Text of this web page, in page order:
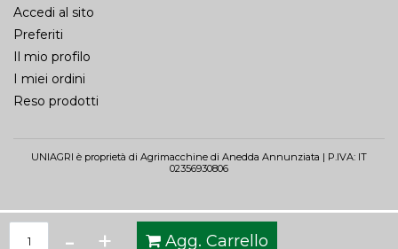
Agg. Carrello
Accedi al sito
Preferiti
Il mio profilo
I miei ordini
Reso prodotti
UNIAGRI è proprietà di Agrimacchine di Anedda Annunziata | P.IVA: IT
02356930806